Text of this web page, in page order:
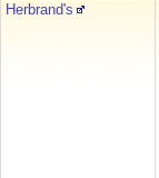
Herbrand's